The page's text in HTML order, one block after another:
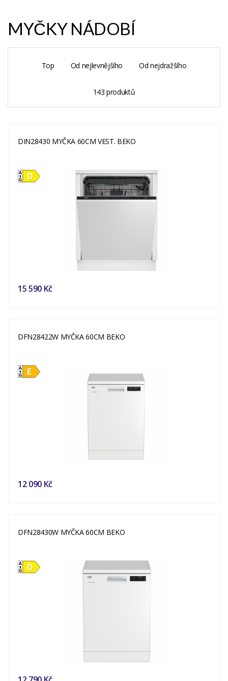
MYČKY NÁDOBÍ
Top Od nejlevnějšího Od nejdražšího
143 produktů
DIN28430 MYČKA 60CM VEST. BEKO
15 590 Kč
DFN28422W MYČKA 60CM BEKO
12 090 Kč
DFN28430W MYČKA 60CM BEKO